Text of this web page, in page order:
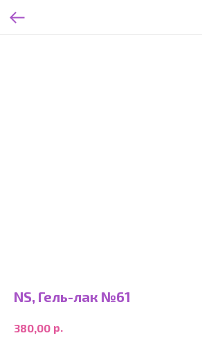
NS, Гель-лак №61
380,00 р.